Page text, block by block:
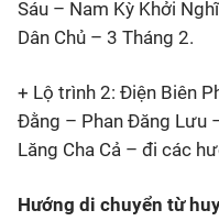
Sáu – Nam Kỳ Khởi
Dân Chủ – 3 Tháng 2.
+ Lộ trình 2: Điện Biên
Đằng – Phan Đăng Lưu
Lăng Cha Cả – đi các
Hướng di chuyển từ